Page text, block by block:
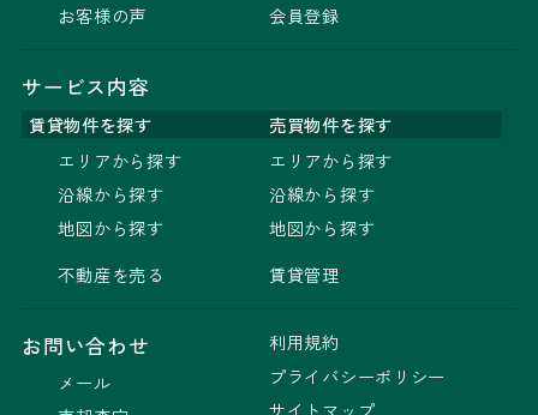
お客様の声
会員登録
サービス内容
賃貸物件を探す
売買物件を探す
エリアから探す
沿線から探す
地図から探す
不動産を売る
エリアから探す
沿線から探す
地図から探す
賃貸管理
お問い合わせ
メール
利用規約
プライバシーポリシー
サイトマップ